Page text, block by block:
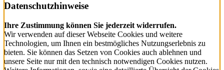
Datenschutzhinweise
Ihre Zustimmung können Sie jederzeit widerrufen.
Wir verwenden auf dieser Webseite Cookies und weitere
Technologien, um Ihnen ein bestmögliches Nutzungserlebnis zu
bieten. Sie können das Setzen von Cookies auch ablehnen und
unsere Seite nur mit den technisch notwendigen Cookies nutzen.